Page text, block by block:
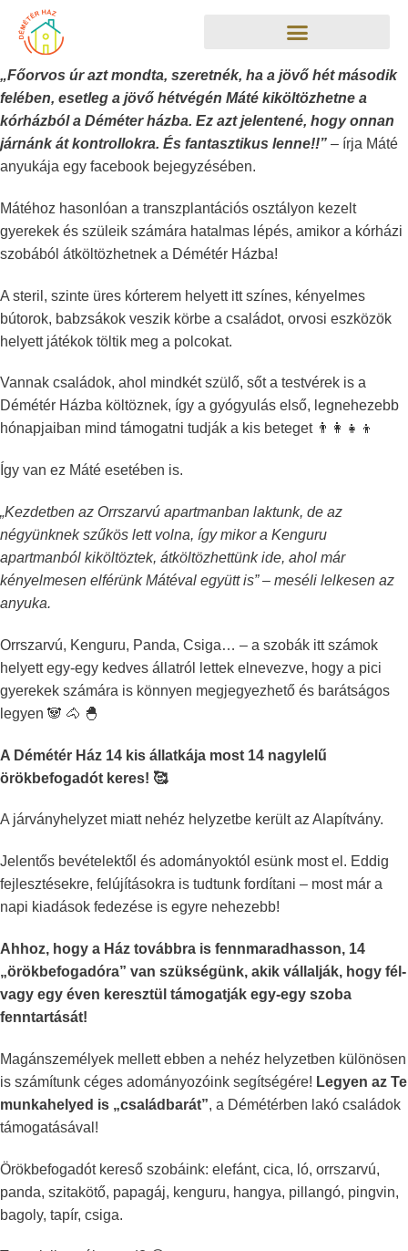
„Főorvos úr azt mondta, szeretnék, ha a jövő hét második
felében, esetleg a jövő hétvégén Máté kiköltözhetne a
kórházból a Déméter házba. Ez azt jelentené, hogy onnan
járnánk át kontrollokra. És fantasztikus lenne!!” – írja Máté
anyukája egy facebook bejegyzésében.
Mátéhoz hasonlóan a transzplantációs osztályon kezelt
gyerekek és szüleik számára hatalmas lépés, amikor a kórházi
szobából átköltözhetnek a Démétér Házba!
A steril, szinte üres kórterem helyett itt színes, kényelmes
bútorok, babzsákok veszik körbe a családot, orvosi eszközök
helyett játékok töltik meg a polcokat.
Vannak családok, ahol mindkét szülő, sőt a testvérek is a
Démétér Házba költöznek, így a gyógyulás első, legnehezebb
hónapjaiban mind támogatni tudják a kis beteget 👨‍👩‍👧‍👦
Így van ez Máté esetében is.
„Kezdetben az Orrszarvú apartmanban laktunk, de az
négyünknek szűkös lett volna, így mikor a Kenguru
apartmanból kiköltöztek, átköltözhettünk ide, ahol már
kényelmesen elférünk Mátéval együtt is” – meséli lelkesen az
anyuka.
Orrszarvú, Kenguru, Panda, Csiga… – a szobák itt számok
helyett egy-egy kedves állatról lettek elnevezve, hogy a pici
gyerekek számára is könnyen megjegyezhető és barátságos
legyen 🐼 🐴 🐣
A Démétér Ház 14 kis állatkája most 14 nagylelű
örökbefogadót keres! 🥰
A járványhelyzet miatt nehéz helyzetbe került az Alapítvány.
Jelentős bevételektől és adományoktól esünk most el. Eddig
fejlesztésekre, felújításokra is tudtunk fordítani – most már a
napi kiadások fedezése is egyre nehezebb!
Ahhoz, hogy a Ház továbbra is fennmaradhasson, 14
„örökbefogadóra” van szükségünk, akik vállalják, hogy fél-
vagy egy éven keresztül támogatják egy-egy szoba
fenntartását!
Magánszemélyek mellett ebben a nehéz helyzetben különösen
is számítunk céges adományozóink segítségére! Legyen az Te
munkahelyed is „családbarát”, a Démétérben lakó családok
támogatásával!
Örökbefogadót kereső szobáink: elefánt, cica, ló, orrszarvú,
panda, szitakötő, papagáj, kenguru, hangya, pillangó, pingvin,
bagoly, tapír, csiga.